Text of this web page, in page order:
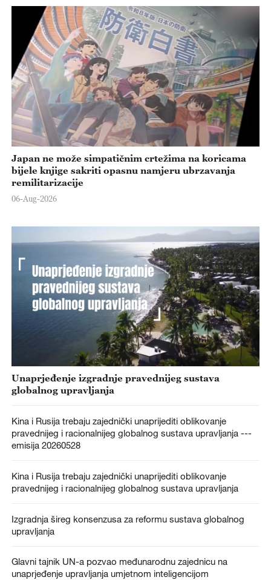
Japan ne može simpatičnim crtežima na koricama
bijele knjige sakriti opasnu namjeru ubrzavanja
remilitarizacije
06-Aug-2026
Unaprjeđenje izgradnje pravednijeg sustava
globalnog upravljanja
Kina i Rusija trebaju zajednički unaprijediti oblikovanje
pravednijeg i racionalnijeg globalnog sustava upravljanja ---
emisija 20260528
Kina i Rusija trebaju zajednički unaprijediti oblikovanje
pravednijeg i racionalnijeg globalnog sustava upravljanja
Izgradnja šireg konsenzusa za reformu sustava globalnog
upravljanja
Glavni tajnik UN-a pozvao međunarodnu zajednicu na
unaprjeđenje upravljanja umjetnom inteligencijom